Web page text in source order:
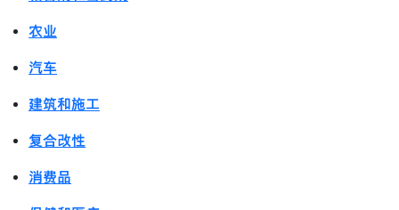
农业
汽车
建筑和施工
复合改性
消费品